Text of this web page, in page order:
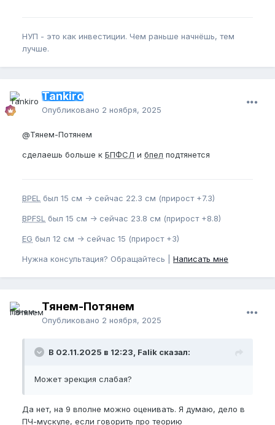
НУП - это как инвестиции. Чем раньше начнёшь, тем
лучше.
Tankiro
Опубликовано 2 ноября, 2025
@Тянем-Потянем
сделаешь больше к БПФСЛ и бпел подтянется
BPEL был 15 см -> сейчас 22.3 см (прирост +7.3)
BPFSL был 15 см -> сейчас 23.8 см (прирост +8.8)
EG был 12 см -> сейчас 15 (прирост +3)
Нужна консультация? Обращайтесь | Написать мне
Тянем-Потянем
Опубликовано 2 ноября, 2025
В 02.11.2025 в 12:23, Falik сказал:
Может эрекция слабая?
Да нет, на 9 вполне можно оценивать. Я думаю, дело в
ПЧ-мускуле, если говорить про теорию